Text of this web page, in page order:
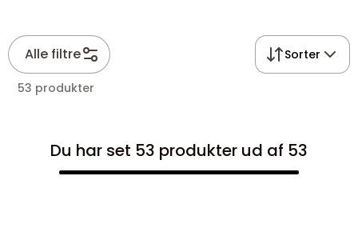
Rouge Passion.
Alle filtre Sorter
53 produkter
Du har set 53 produkter ud af 53